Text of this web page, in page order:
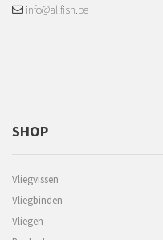
info@allfish.be
SHOP
Vliegvissen
Vliegbinden
Vliegen